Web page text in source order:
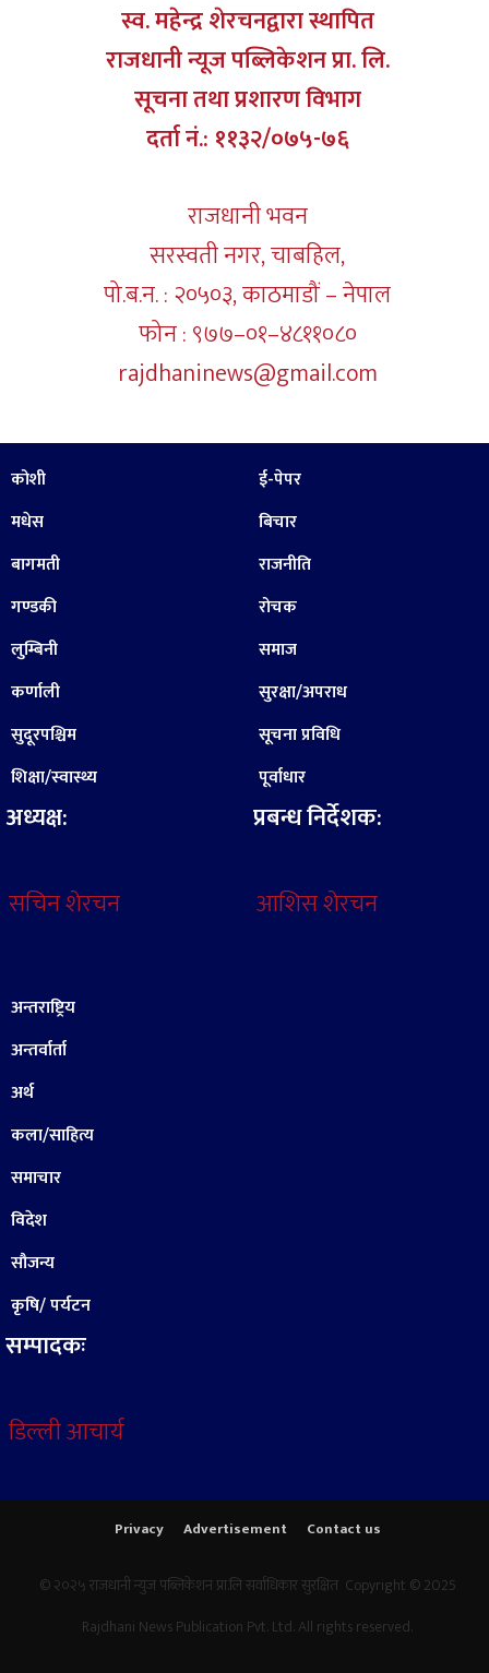
स्व. महेन्द्र शेरचनद्वारा स्थापित
राजधानी न्यूज पब्लिकेशन प्रा. लि.
सूचना तथा प्रशारण विभाग
दर्ता नं.: ११३२/०७५-७६
राजधानी भवन
सरस्वती नगर, चाबहिल,
पो.ब.न. : २०५०३, काठमाडौं – नेपाल
फोन : ९७७–०१–४८११०८०
rajdhaninews@gmail.com
कोशी
मधेस
बागमती
गण्डकी
लुम्बिनी
कर्णाली
सुदूरपश्चिम
शिक्षा/स्वास्थ्य
अध्यक्ष:
सचिन शेरचन
ई-पेपर
बिचार
राजनीति
रोचक
समाज
सुरक्षा/अपराध
सूचना प्रविधि
पूर्वाधार
प्रबन्ध निर्देशक:
आशिस शेरचन
अन्तराष्ट्रिय
अन्तर्वार्ता
अर्थ
कला/साहित्य
समाचार
विदेश
सौजन्य
कृषि/ पर्यटन
सम्पादकः
डिल्ली आचार्य
Privacy Advertisement Contact us
© २०२५ राजधानी न्युज पब्लिकेशन प्रा.लि सर्वाधिकार सुरक्षित Copyright © 2025
Rajdhani News Publication Pvt. Ltd. All rights reserved.